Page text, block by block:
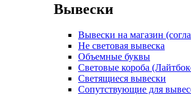
Вывески
Вывески на магазин
Не световая вывеска
Объемные буквы
Световые короба
Светящиеся вывески
Сопутствующие для